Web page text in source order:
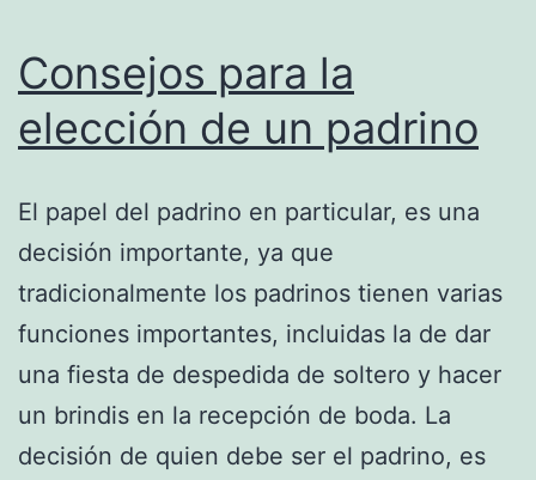
Consejos para la
elección de un padrino
El papel del padrino en particular, es una
decisión importante, ya que
tradicionalmente los padrinos tienen varias
funciones importantes, incluidas la de dar
una fiesta de despedida de soltero y hacer
un brindis en la recepción de boda. La
decisión de quien debe ser el padrino, es